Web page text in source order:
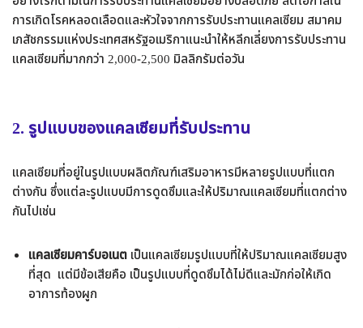
การเกิดโรคหลอดเลือดและหัวใจจากการรับประทานแคลเซียม สมาคม
เภสัชกรรมแห่งประเทศสหรัฐอเมริกาแนะนำให้หลีกเลี่ยงการรับประทาน
แคลเซียมที่มากกว่า 2,000-2,500 มิลลิกรัมต่อวัน
2. รูปแบบของแคลเซียมที่รับประทาน
แคลเซียมที่อยู่ในรูปแบบผลิตภัณฑ์เสริมอาหารมีหลายรูปแบบที่แตก
ต่างกัน ซึ่งแต่ละรูปแบบมีการดูดซึมและให้ปริมาณแคลเซียมที่แตกต่าง
กันไปเช่น
แคลเซียมคาร์บอเนต เป็นแคลเซียมรูปแบบที่ให้ปริมาณแคลเซียมสูง
ที่สุด แต่มีข้อเสียคือ เป็นรูปแบบที่ดูดซึมได้ไม่ดีและมักก่อให้เกิด
อาการท้องผูก